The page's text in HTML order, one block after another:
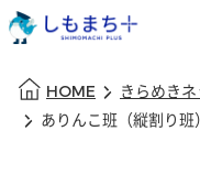
HOME きらめき
ありんこ班（縦割り班